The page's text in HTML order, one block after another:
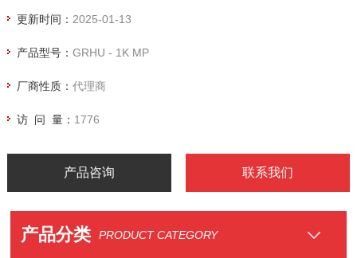
更新时间： 2025-01-13
产品型号： GRHU - 1K MP
厂商性质： 代理商
访 问 量： 1776
产品咨询 联系我们
产品分类 PRODUCT CATEGORY